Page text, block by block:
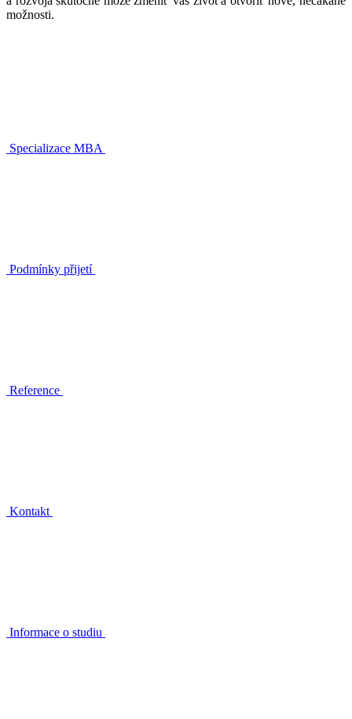
možnosti.
Specializace MBA
Podmínky přijetí
Reference
Kontakt
Informace o studiu